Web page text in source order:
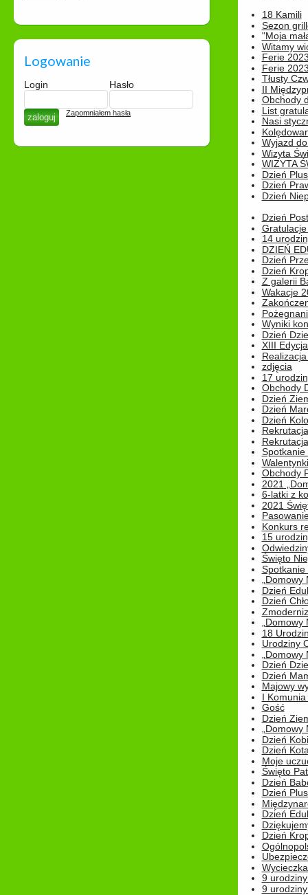
Logowanie
Login Hasło
Zapomniałem hasła
18 Kamili
Sezon
"Moja
Witamy
Ferie
Ferie
Tłusty
II
Obchody
List
Nasi
Wyjazd
Wizyta
WIZYTA
Dzień
Dzień
Dzień
Dzień
14
DZIEŃ
Dzień
Dzień
Z galerii
Wakacje
Wyniki
Dzień
XIII
zdjęcia
17
Obchody
Dzień
Dzień
Dzień
Rekrutacja
Spotkanie
Obchody
2021
6-latki z
2021
Konkurs
15
Święto
Spotkanie
Dzień
Dzień
18
Urodziny
Dzień
Dzień
Majowy
I
Gość
Dzień
Dzień
Dzień
Moje
Święto
Dzień
Dzień
Dzień
Dzień
9
9